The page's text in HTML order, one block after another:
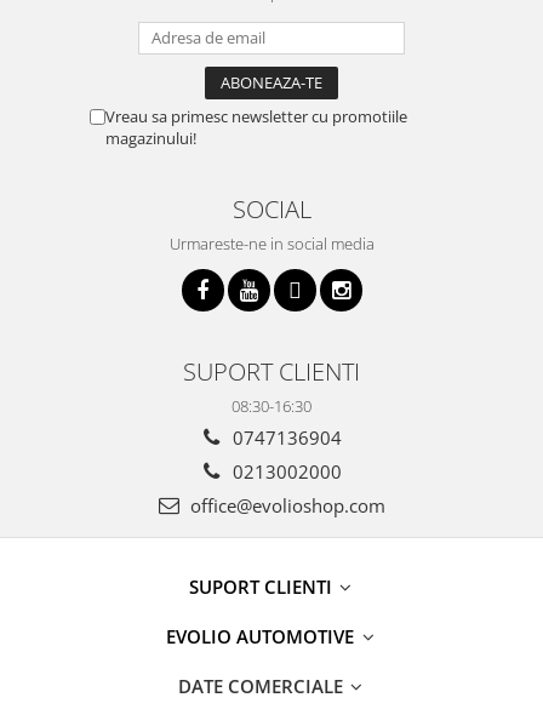
Vreau sa primesc newsletter cu promotiile
magazinului!
SOCIAL
Urmareste-ne in social media
SUPORT CLIENTI
08:30-16:30
0747136904
0213002000
office@evolioshop.com
SUPORT CLIENTI
EVOLIO AUTOMOTIVE
DATE COMERCIALE